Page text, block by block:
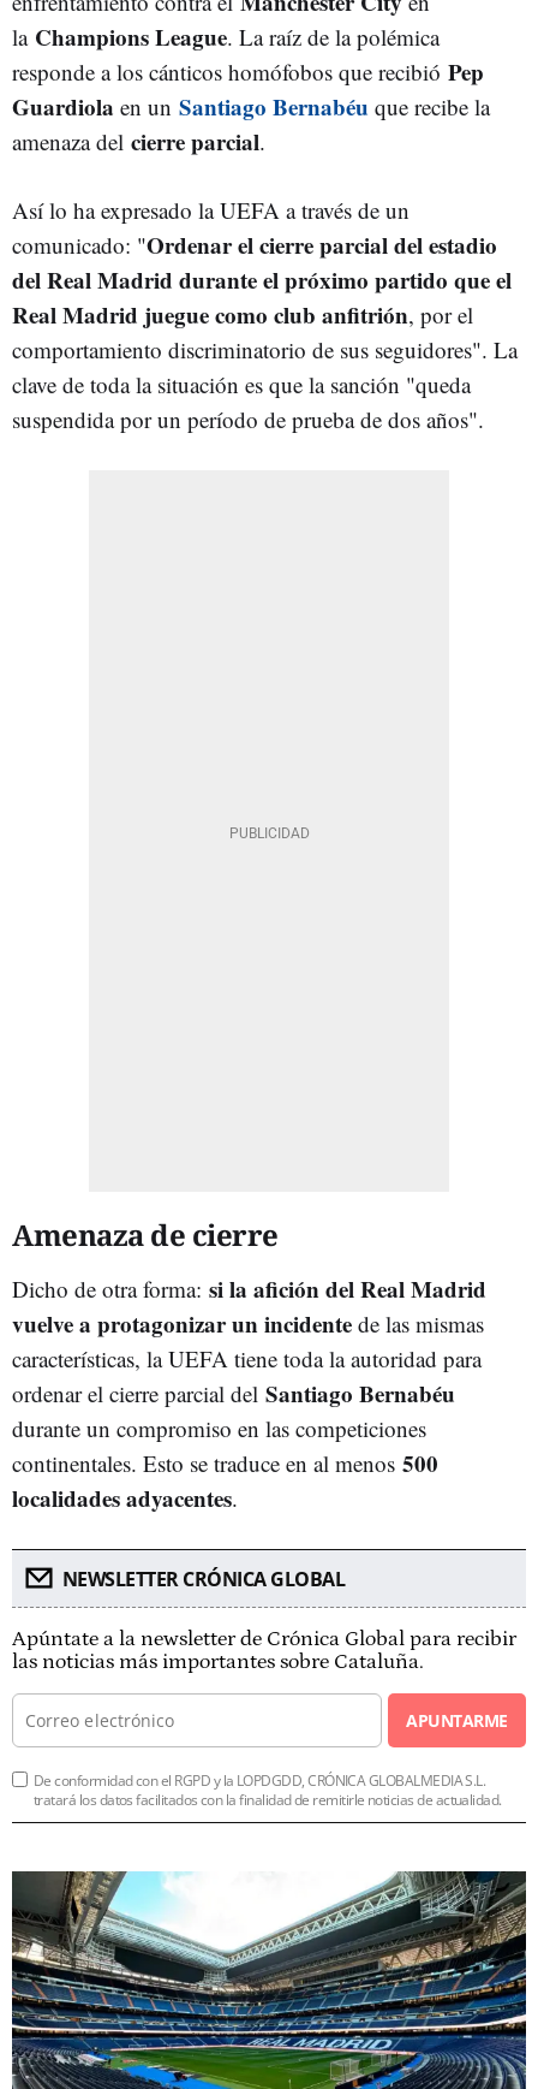
la Champions League. La raíz de la polémica
responde a los cánticos homófobos que recibió Pep
Guardiola en un Santiago Bernabéu que recibe la
amenaza del cierre parcial.
Así lo ha expresado la UEFA a través de un
comunicado: "Ordenar el cierre parcial del estadio
del Real Madrid durante el próximo partido que el
Real Madrid juegue como club anfitrión, por el
comportamiento discriminatorio de sus seguidores". La
clave de toda la situación es que la sanción "queda
suspendida por un período de prueba de dos años".
Amenaza de cierre
Dicho de otra forma: si la afición del Real Madrid
vuelve a protagonizar un incidente de las mismas
características, la UEFA tiene toda la autoridad para
ordenar el cierre parcial del Santiago Bernabéu
durante un compromiso en las competiciones
continentales. Esto se traduce en al menos 500
localidades adyacentes.
NEWSLETTER CRÓNICA GLOBAL
Apúntate a la newsletter de Crónica Global para recibir
las noticias más importantes sobre Cataluña.
APUNTARME
De conformidad con el RGPD y la LOPDGDD, CRÓNICA GLOBALMEDIA S.L.
tratará los datos facilitados con la finalidad de remitirle noticias de actualidad.